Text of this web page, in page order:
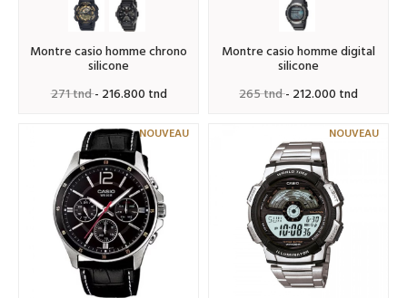
montre casio homme chrono
silicone
271 tnd- 216.800 tnd
montre casio homme digital
silicone
265 tnd- 212.000 tnd
NOUVEAU NOUVEAU